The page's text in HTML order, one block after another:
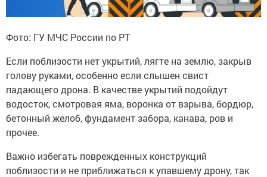
Фото: ГУ МЧС России по РТ
Если поблизости нет укрытий, лягте на землю, закрыв
голову руками, особенно если слышен свист
падающего дрона. В качестве укрытий подойдут
водосток, смотровая яма, воронка от взрыва, бордюр,
бетонный желоб, фундамент забора, канава, ров и
прочее.
Важно избегать поврежденных конструкций
поблизости и не приближаться к упавшему дрону, так